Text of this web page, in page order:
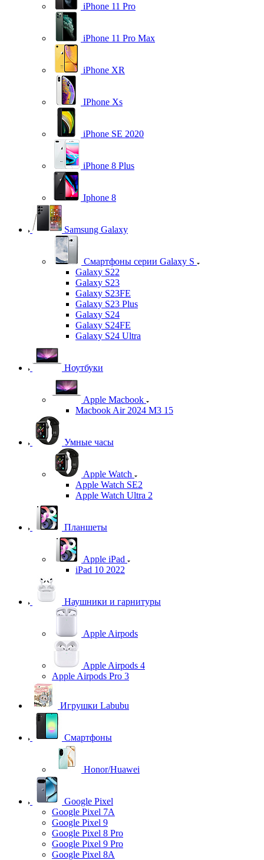
iPhone 11 Pro
iPhone 11 Pro Max
iPhone XR
IPhone Xs
iPhone SE 2020
iPhone 8 Plus
Iphone 8
Samsung Galaxy
Смартфоны серии Galaxy S
Galaxy S22
Galaxy S23
Galaxy S23FE
Galaxy S23 Plus
Galaxy S24
Galaxy S24FE
Galaxy S24 Ultra
Ноутбуки
Apple Macbook
Macbook Air 2024 M3 15
Умные часы
Apple Watch
Apple Watch SE2
Apple Watch Ultra 2
Планшеты
Apple iPad
iPad 10 2022
Наушники и гарнитуры
Apple Airpods
Apple Airpods 4
Apple Airpods Pro 3
Игрушки Labubu
Смартфоны
Honor/Huawei
Google Pixel
Google Pixel 7А
Google Pixel 9
Google Pixel 8 Pro
Google Pixel 9 Pro
Google Pixel 8A